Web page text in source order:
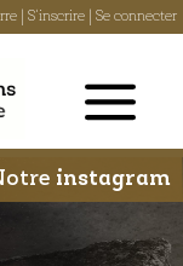
S'inscrire Se connecter
instagram